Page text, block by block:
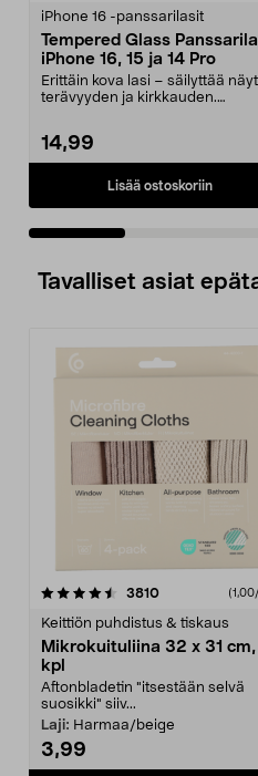
iPhone 16 -panssarilasit
Tempered Glass
iPhone 16, 15 ja 14 Pro
Erittäin kova lasi – säilyttää
terävyyden ja kirkkauden.
14,99
Lisää ostoskoriin
Tavalliset asiat
3810arvostelut
Keittiön puhdistus & tiskaus
Mikrokuituliina 32 x 31
kpl
Aftonbladetin "itsestään selvä
suosikki" siiv...
Laji: Harmaa/beige
3,99
4.5viidestä